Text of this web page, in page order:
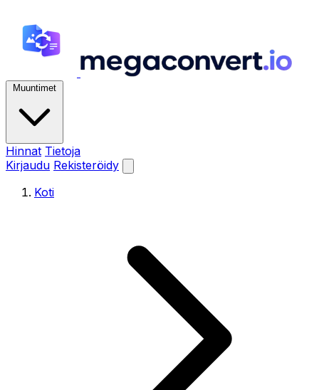
Muuntimet
Hinnat Tietoja
Kirjaudu Rekisteröidy
Koti